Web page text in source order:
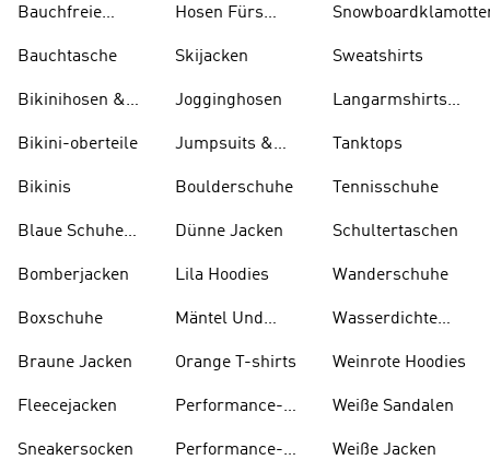
Bauchfreie
Bauchtasche
Bikinihosen &
Bikini-oberteile
Bikinis
Blaue Schuhe
Bomberjacken
Boxschuhe
Braune Jacken
Fleecejacken
Sneakersocken
Hosen Fürs
Skijacken
Jogginghosen
Jumpsuits &
Boulderschuhe
Dünne Jacken
Lila Hoodies
Mäntel Und
Orange T-shirts
Performance-
Performance-
Sweatshirts
Langarmshirts
Tanktops
Tennisschuhe
Schultertaschen
Wanderschuhe
Wasserdichte
Weinrote Hoodies
W eiße Sandalen
Weiße Jacken